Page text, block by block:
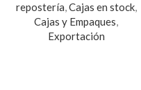
repostería,Cajas en stock,
Cajas y Empaques,
Exportación